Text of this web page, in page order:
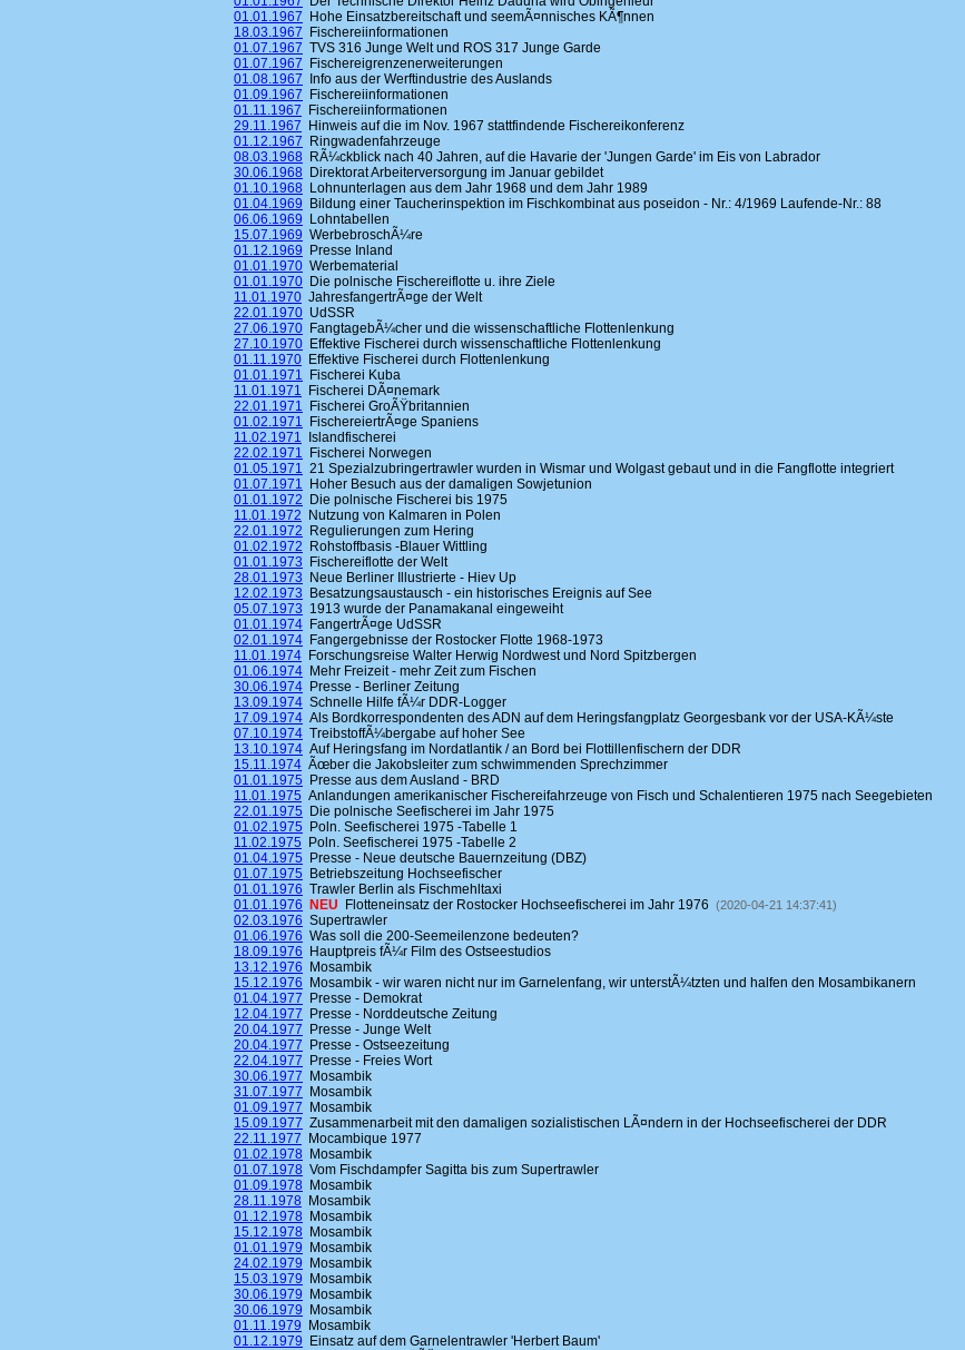
01.01.1967 Hohe Einsatzbereitschaft und seemÃ¤nnisches KÃ¶nnen
18.03.1967 Fischereiinformationen
01.07.1967 TVS 316 Junge Welt und ROS 317 Junge Garde
01.07.1967 Fischereigrenzenerweiterungen
01.08.1967 Info aus der Werftindustrie des Auslands
01.09.1967 Fischereiinformationen
01.11.1967 Fischereiinformationen
29.11.1967 Hinweis auf die im Nov. 1967 stattfindende Fischereikonferenz
01.12.1967 Ringwadenfahrzeuge
08.03.1968 RÃ¼ckblick nach 40 Jahren, auf die Havarie der 'Jungen Garde' im Eis von Labrador
30.06.1968 Direktorat Arbeiterversorgung im Januar gebildet
01.10.1968 Lohnunterlagen aus dem Jahr 1968 und dem Jahr 1989
01.04.1969 Bildung einer Taucherinspektion im Fischkombinat aus poseidon - Nr.: 4/1969 Laufende-Nr.: 88
06.06.1969 Lohntabellen
15.07.1969 WerbebroschÃ¼re
01.12.1969 Presse Inland
01.01.1970 Werbematerial
01.01.1970 Die polnische Fischereiflotte u. ihre Ziele
11.01.1970 JahresfangertrÃ¤ge der Welt
22.01.1970 UdSSR
27.06.1970 FangtagebÃ¼cher und die wissenschaftliche Flottenlenkung
27.10.1970 Effektive Fischerei durch wissenschaftliche Flottenlenkung
01.11.1970 Effektive Fischerei durch Flottenlenkung
01.01.1971 Fischerei Kuba
11.01.1971 Fischerei DÃ¤nemark
22.01.1971 Fischerei GroÃŸbritannien
01.02.1971 FischereiertrÃ¤ge Spaniens
11.02.1971 Islandfischerei
22.02.1971 Fischerei Norwegen
01.05.1971 21 Spezialzubringertrawler wurden in Wismar und Wolgast gebaut und in die Fangflotte integriert
01.07.1971 Hoher Besuch aus der damaligen Sowjetunion
01.01.1972 Die polnische Fischerei bis 1975
11.01.1972 Nutzung von Kalmaren in Polen
22.01.1972 Regulierungen zum Hering
01.02.1972 Rohstoffbasis -Blauer Wittling
01.01.1973 Fischereiflotte der Welt
28.01.1973 Neue Berliner Illustrierte - Hiev Up
12.02.1973 Besatzungsaustausch - ein historisches Ereignis auf See
05.07.1973 1913 wurde der Panamakanal eingeweiht
01.01.1974 FangertrÃ¤ge UdSSR
02.01.1974 Fangergebnisse der Rostocker Flotte 1968-1973
11.01.1974 Forschungsreise Walter Herwig Nordwest und Nord Spitzbergen
01.06.1974 Mehr Freizeit - mehr Zeit zum Fischen
30.06.1974 Presse - Berliner Zeitung
13.09.1974 Schnelle Hilfe fÃ¼r DDR-Logger
17.09.1974 Als Bordkorrespondenten des ADN auf dem Heringsfangplatz Georgesbank vor der USA-KÃ¼ste
07.10.1974 TreibstoffÃ¼bergabe auf hoher See
13.10.1974 Auf Heringsfang im Nordatlantik / an Bord bei Flottillenfischern der DDR
15.11.1974 Ãœber die Jakobsleiter zum schwimmenden Sprechzimmer
01.01.1975 Presse aus dem Ausland - BRD
11.01.1975 Anlandungen amerikanischer Fischereifahrzeuge von Fisch und Schalentieren 1975 nach Seegebieten
22.01.1975 Die polnische Seefischerei im Jahr 1975
01.02.1975 Poln. Seefischerei 1975 -Tabelle 1
11.02.1975 Poln. Seefischerei 1975 -Tabelle 2
01.04.1975 Presse - Neue deutsche Bauernzeitung (DBZ)
01.07.1975 Betriebszeitung Hochseefischer
01.01.1976 Trawler Berlin als Fischmehltaxi
01.01.1976
NEU Flotteneinsatz der Rostocker Hochseefischerei im Jahr 1976 (2020-04-21 14:37:41)
02.03.1976 Supertrawler
01.06.1976 Was soll die 200-Seemeilenzone bedeuten?
18.09.1976 Hauptpreis fÃ¼r Film des Ostseestudios
13.12.1976 Mosambik
15.12.1976 Mosambik - wir waren nicht nur im Garnelenfang, wir unterstÃ¼tzten und halfen den Mosambikanern
01.04.1977 Presse - Demokrat
12.04.1977 Presse - Norddeutsche Zeitung
20.04.1977 Presse - Junge Welt
20.04.1977 Presse - Ostseezeitung
22.04.1977 Presse - Freies Wort
30.06.1977 Mosambik
31.07.1977 Mosambik
01.09.1977 Mosambik
15.09.1977 Zusammenarbeit mit den damaligen sozialistischen LÃ¤ndern in der Hochseefischerei der DDR
22.11.1977 Mocambique 1977
01.02.1978 Mosambik
01.07.1978 Vom Fischdampfer Sagitta bis zum Supertrawler
01.09.1978 Mosambik
28.11.1978 Mosambik
01.12.1978 Mosambik
15.12.1978 Mosambik
01.01.1979 Mosambik
24.02.1979 Mosambik
15.03.1979 Mosambik
30.06.1979 Mosambik
30.06.1979 Mosambik
01.11.1979 Mosambik
01.12.1979 Einsatz auf dem Garnelentrawler 'Herbert Baum'